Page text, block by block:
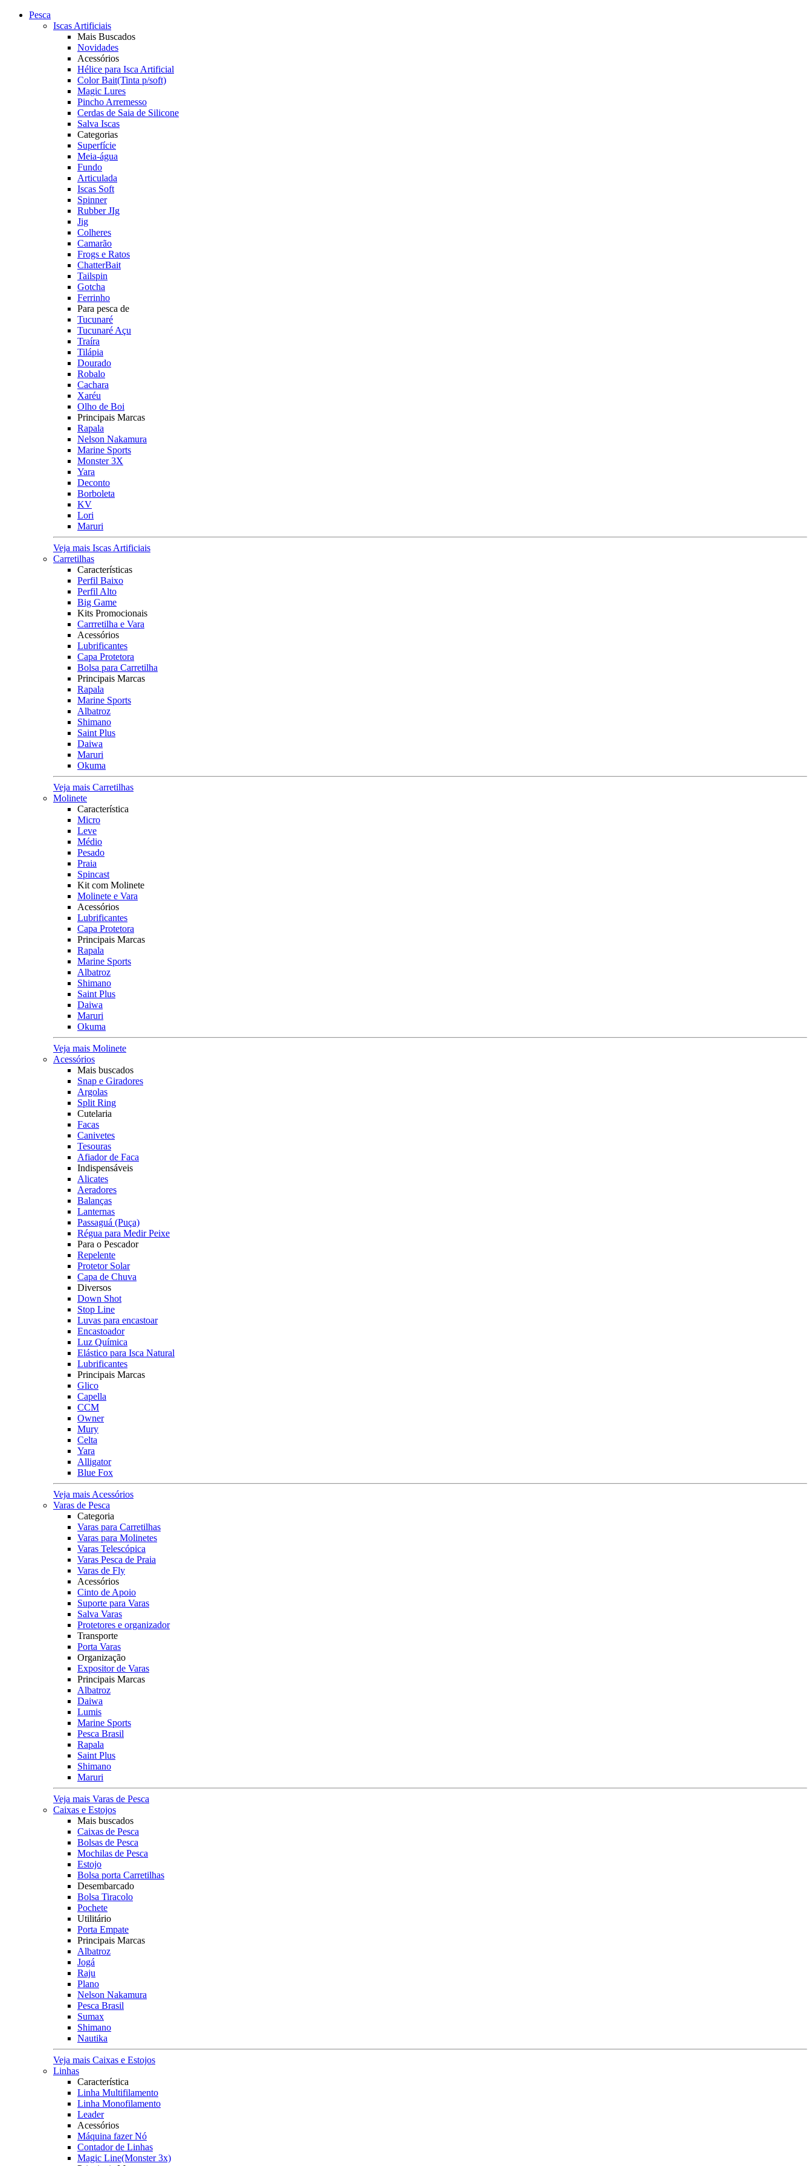
Pesca
Iscas Artificiais
Mais Buscados
Novidades
Acessórios
Hélice para Isca Artificial
Color Bait(Tinta p/soft)
Magic Lures
Pincho Arremesso
Cerdas de Saia de Silicone
Salva Iscas
Categorias
Superfície
Meia-água
Fundo
Articulada
Iscas Soft
Spinner
Rubber JIg
Jig
Colheres
Camarão
Frogs e Ratos
ChatterBait
Tailspin
Gotcha
Ferrinho
Para pesca de
Tucunaré
Tucunaré Açu
Traíra
Tilápia
Dourado
Robalo
Cachara
Xaréu
Olho de Boi
Principais Marcas
Rapala
Nelson Nakamura
Marine Sports
Monster 3X
Yara
Deconto
Borboleta
KV
Lori
Maruri
Veja mais Iscas Artificiais
Carretilhas
Características
Perfil Baixo
Perfil Alto
Big Game
Kits Promocionais
Carrretilha e Vara
Acessórios
Lubrificantes
Capa Protetora
Bolsa para Carretilha
Principais Marcas
Rapala
Marine Sports
Albatroz
Shimano
Saint Plus
Daiwa
Maruri
Okuma
Veja mais Carretilhas
Molinete
Característica
Micro
Leve
Médio
Pesado
Praia
Spincast
Kit com Molinete
Molinete e Vara
Acessórios
Lubrificantes
Capa Protetora
Principais Marcas
Rapala
Marine Sports
Albatroz
Shimano
Saint Plus
Daiwa
Maruri
Okuma
Veja mais Molinete
Acessórios
Mais buscados
Snap e Giradores
Argolas
Split Ring
Cutelaria
Facas
Canivetes
Tesouras
Afiador de Faca
Indispensáveis
Alicates
Aeradores
Balanças
Lanternas
Passaguá (Puça)
Régua para Medir Peixe
Para o Pescador
Repelente
Protetor Solar
Capa de Chuva
Diversos
Down Shot
Stop Line
Luvas para encastoar
Encastoador
Luz Química
Elástico para Isca Natural
Lubrificantes
Principais Marcas
Glico
Capella
CCM
Owner
Mury
Celta
Yara
Alligator
Blue Fox
Veja mais Acessórios
Varas de Pesca
Categoria
Varas para Carretilhas
Varas para Molinetes
Varas Telescópica
Varas Pesca de Praia
Varas de Fly
Acessórios
Cinto de Apoio
Suporte para Varas
Salva Varas
Protetores e organizador
Transporte
Porta Varas
Organização
Expositor de Varas
Principais Marcas
Albatroz
Daiwa
Lumis
Marine Sports
Pesca Brasil
Rapala
Saint Plus
Shimano
Maruri
Veja mais Varas de Pesca
Caixas e Estojos
Mais buscados
Caixas de Pesca
Bolsas de Pesca
Mochilas de Pesca
Estojo
Bolsa porta Carretilhas
Desembarcado
Bolsa Tiracolo
Pochete
Utilitário
Porta Empate
Principais Marcas
Albatroz
Jogá
Raju
Plano
Nelson Nakamura
Pesca Brasil
Sumax
Shimano
Nautika
Veja mais Caixas e Estojos
Linhas
Característica
Linha Multifilamento
Linha Monofilamento
Leader
Acessórios
Máquina fazer Nó
Contador de Linhas
Magic Line(Monster 3x)